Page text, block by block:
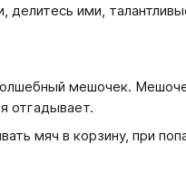
делитесь ими,
мешочек.
отгадывает.
мяч в корзину, при